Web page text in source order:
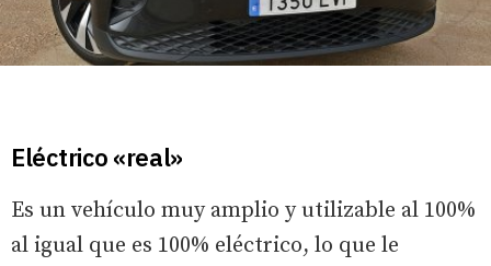
Eléctrico «real»
Es un vehículo muy amplio y utilizable al 100%
al igual que es 100% eléctrico, lo que le